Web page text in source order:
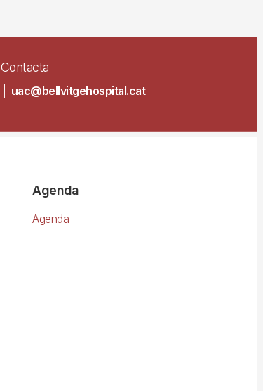
Contacta
uac@bellvitgehospital.cat
Agenda
Agenda